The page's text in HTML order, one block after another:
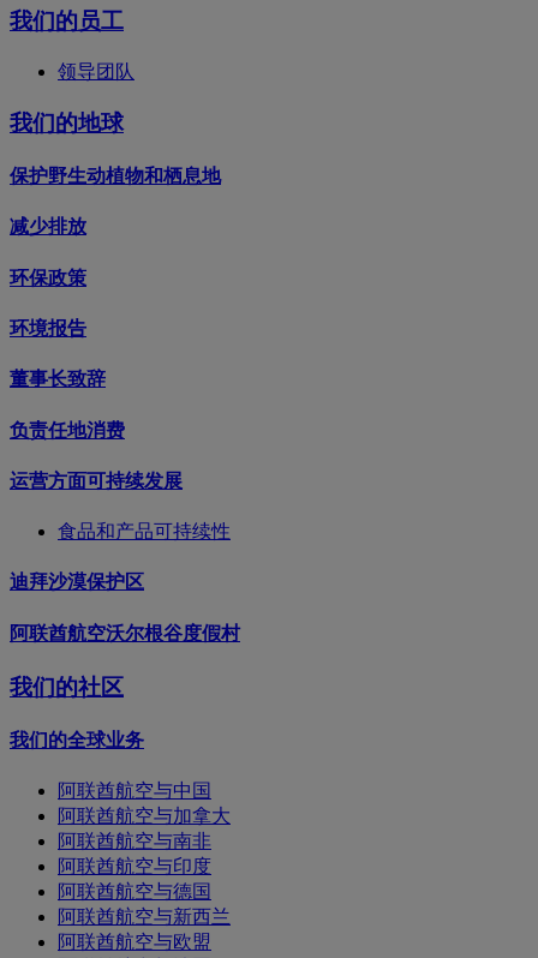
我们的员工
领导团队
我们的地球
保护野生动植物和栖息地
减少排放
环保政策
环境报告
董事长致辞
负责任地消费
运营方面可持续发展
食品和产品可持续性
迪拜沙漠保护区
阿联酋航空沃尔根谷度假村
我们的社区
我们的全球业务
阿联酋航空与中国
阿联酋航空与加拿大
阿联酋航空与南非
阿联酋航空与印度
阿联酋航空与德国
阿联酋航空与新西兰
阿联酋航空与欧盟